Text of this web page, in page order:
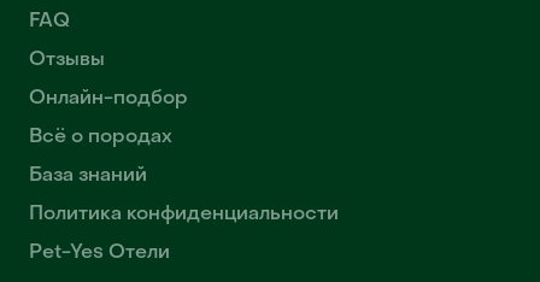
FAQ
Отзывы
Онлайн-подбор
Всё о породах
База знаний
Политика конфиденциальности
Pet-Yes Отели